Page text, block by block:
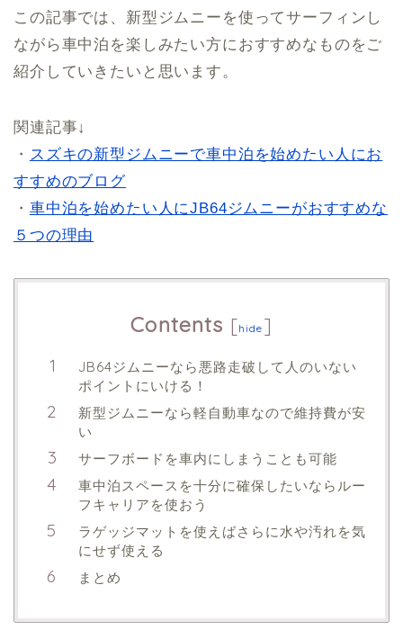
この記事では、新型ジムニーを使ってサーフィンし
ながら車中泊を楽しみたい方におすすめなものをご
紹介していきたいと思います。
関連記事↓
・ スズキの新型ジムニーで車中泊を始めたい人にお
すすめのブログ
・ 車中泊を始めたい人にJB64ジムニーがおすすめな
５つの理由
Contents [hide ]
JB64ジムニーなら悪路走破して人のいない
ポイントにいける！
新型ジムニーなら軽自動車なので維持費が安
い
サーフボードを車内にしまうことも可能
車中泊スペースを十分に確保したいならルー
フキャリアを使おう
ラゲッジマットを使えばさらに水や汚れを気
にせず使える
まとめ